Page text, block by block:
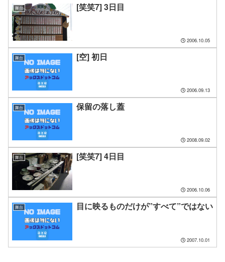
舞台 [笑笑7] 3日目
2006.10.05
舞台 [空] 初日
2006.09.13
舞台 保留の落し蓋
2008.09.02
舞台 [笑笑7] 4日目
2006.10.06
舞台 目に映るものだけが”すべて”ではない
2007.10.01